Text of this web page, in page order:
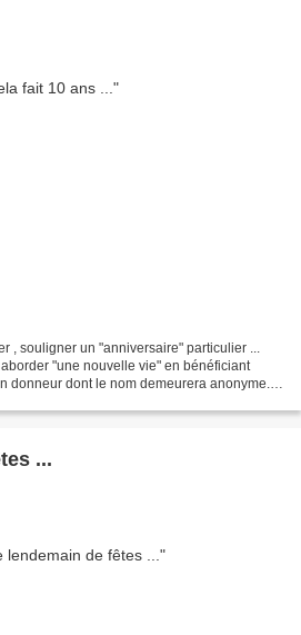
, souligner un "anniversaire" particulier ...
"une nouvelle vie" en bénéficiant
donneur dont le nom demeurera anonyme. Il
...